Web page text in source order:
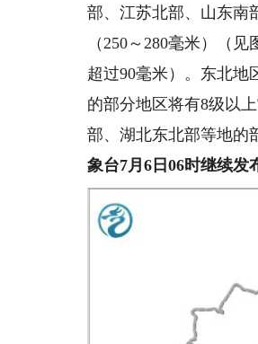
部、江苏北部、山东南
（250～280毫米）（
超过90毫米）。东北地
的部分地区将有8级以
部、湖北东北部等地的
象台7月6日06时继续发